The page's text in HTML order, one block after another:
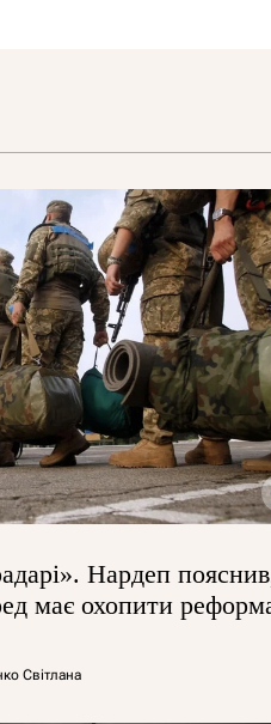
Нардеп
має охопити
Світлана